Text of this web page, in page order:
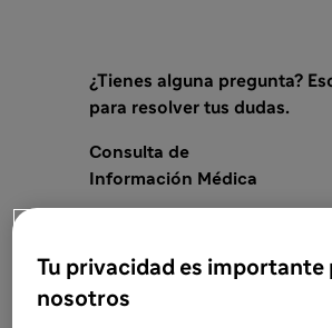
¿Tienes alguna pregunta?
para resolver tus dudas.
Consulta de
Información Médica
Tu privacidad es importante
nosotros